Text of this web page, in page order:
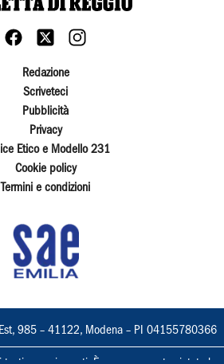
Redazione
Scriveteci
Pubblicità
Privacy
Etico e Modello 231
Cookie policy
Termini e condizioni
Est, 985 – 41122, Modena – PI 04155780366